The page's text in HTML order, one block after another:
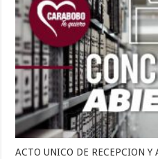
ACTO UNICO DE RECEPCION Y